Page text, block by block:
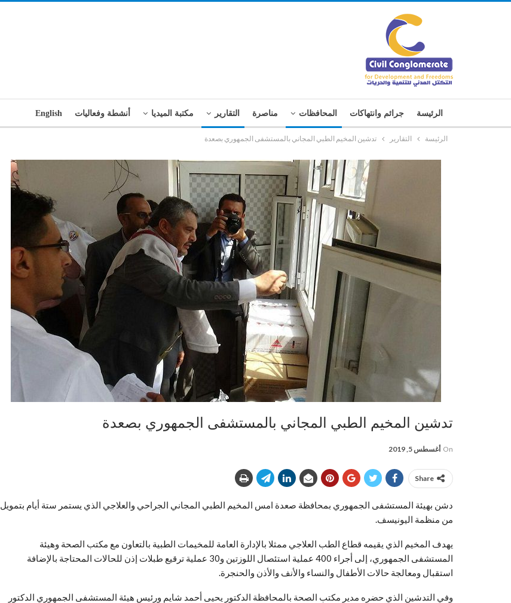
الرئيسة جرائم وانتهاكات المحافظات مناصرة التقارير مكتبة الميديا أنشطة وفعاليات English
الرئيسة التقارير تدشين المخيم الطبي المجاني بالمستشفى الجمهوري بصعدة
تدشين المخيم الطبي المجاني بالمستشفى الجمهوري بصعدة
On أغسطس 5, 2019
Share
دشن بهيئة المستشفى الجمهوري بمحافظة صعدة امس المخيم الطبي المجاني الجراحي والعلاجي الذي يستمر ستة أيام بتمويل
من منظمة اليونيسف.
يهدف المخيم الذي يقيمه قطاع الطب العلاجي ممثلا بالإدارة العامة للمخيمات الطبية بالتعاون مع مكتب الصحة وهيئة
المستشفى الجمهوري، إلى أجراء 400 عملية استئصال اللوزتين و30 عملية ترقيع طبلات إذن للحالات المحتاجة بالإضافة
استقبال ومعالجة حالات الأطفال والنساء والأنف والأذن والحنجرة.
وفي التدشين الذي حضره مدير مكتب الصحة بالمحافظة الدكتور يحيى أحمد شايم ورئيس هيئة المستشفى الجمهوري الدكتور